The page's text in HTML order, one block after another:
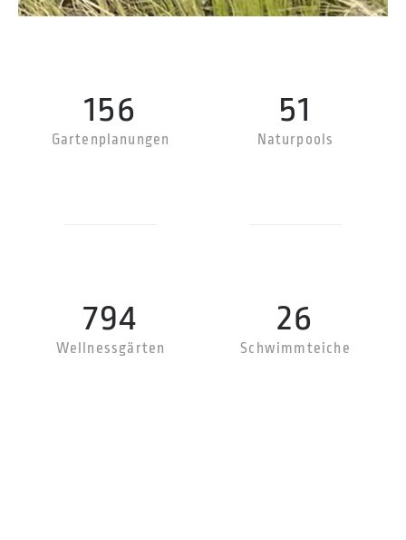
156
Gartenplanungen
51
Naturpools
794
Wellnessgärten
26
Schwimmteiche